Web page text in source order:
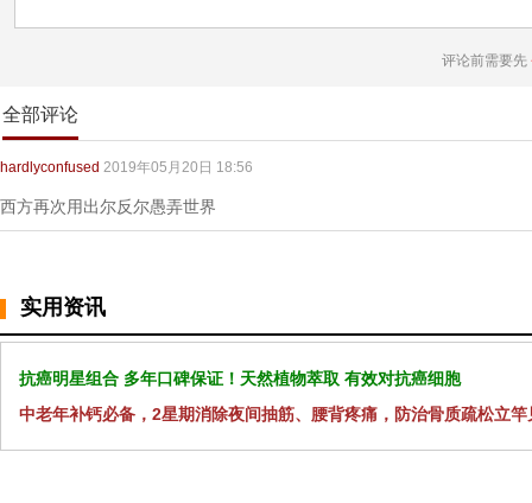
评论前需要先
全部评论
hardlyconfused 2019年05月20日 18:56
西方再次用出尔反尔愚弄世界
实用资讯
抗癌明星组合 多年口碑保证！天然植物萃取 有效对抗癌细胞
中老年补钙必备，2星期消除夜间抽筋、腰背疼痛，防治骨质疏松立竿